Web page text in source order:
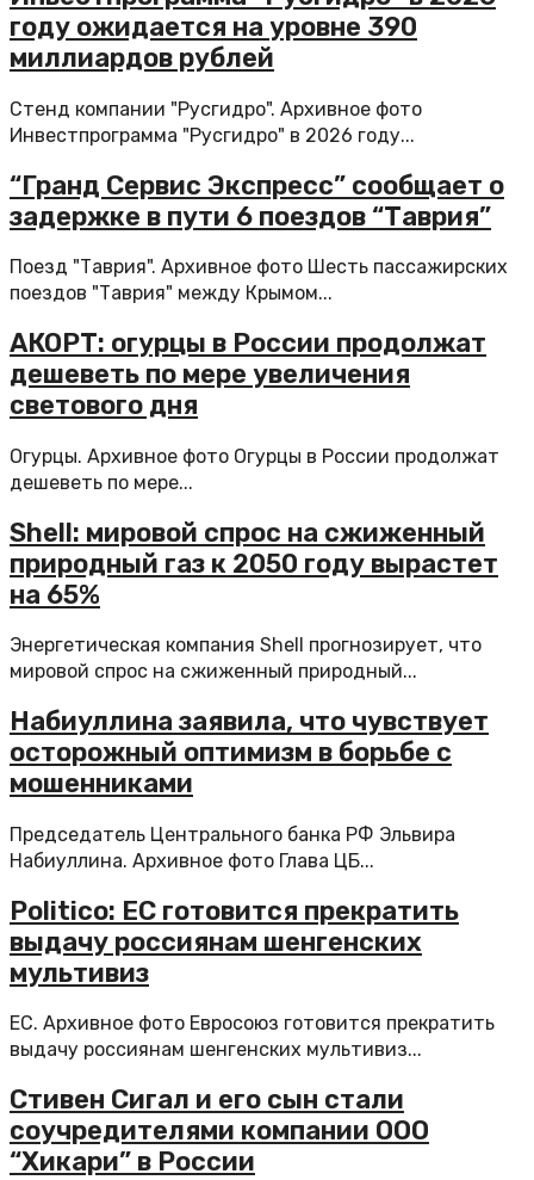
году ожидается на уровне 390
миллиардов рублей
Стенд компании "Русгидро". Архивное фото
Инвестпрограмма "Русгидро" в 2026 году...
“Гранд Сервис Экспресс” сообщает о
задержке в пути 6 поездов “Таврия”
Поезд "Таврия". Архивное фото Шесть пассажирских
поездов "Таврия" между Крымом...
АКОРТ: огурцы в России продолжат
дешеветь по мере увеличения
светового дня
Огурцы. Архивное фото Огурцы в России продолжат
дешеветь по мере...
Shell: мировой спрос на сжиженный
природный газ к 2050 году вырастет
на 65%
Энергетическая компания Shell прогнозирует, что
мировой спрос на сжиженный природный...
Набиуллина заявила, что чувствует
осторожный оптимизм в борьбе с
мошенниками
Председатель Центрального банка РФ Эльвира
Набиуллина. Архивное фото Глава ЦБ...
Politico: ЕС готовится прекратить
выдачу россиянам шенгенских
мультивиз
ЕС. Архивное фото Евросоюз готовится прекратить
выдачу россиянам шенгенских мультивиз...
Стивен Сигал и его сын стали
соучредителями компании ООО
“Хикари” в России